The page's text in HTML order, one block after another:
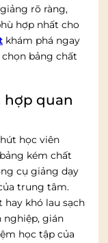
rõ ràng,
hợp nhất cho
khám phá ngay
bảng chất
hợp quan
học viên
kém chất
cụ giảng dạy
trung tâm.
khó lau sạch
nghiệp, gián
học tập của